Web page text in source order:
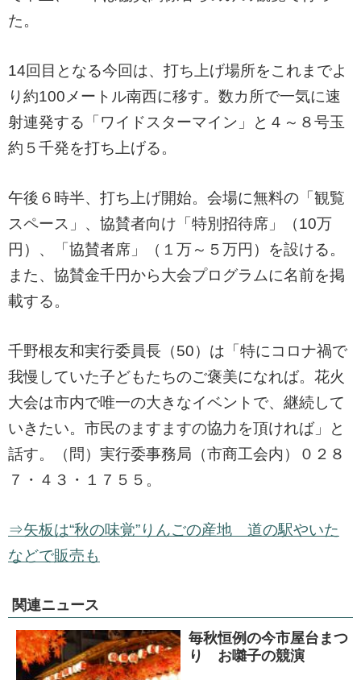
た。
14回目となる今回は、打ち上げ場所をこれまでよ
り約100メートル南西に移す。数カ所で一気に速
射連発する「ワイドスターマイン」と４～８号玉
約５千発を打ち上げる。
午後６時半、打ち上げ開始。会場に無料の「観覧
スペース」、協賛者向け「特別招待席」（10万
円）、「協賛者席」（１万～５万円）を設ける。
また、協賛金千円から大会プログラムに名前を掲
載する。
千野根友和実行委員長（50）は「特にコロナ禍で
我慢していた子どもたちのご褒美になれば。花火
大会は市内で唯一の大きなイベントで、継続して
いきたい。市民のますますの協力を頂ければ」と
話す。（問）実行委事務局（市商工会内）０２８
７・４３・１７５５。
⇒矢板は“秋の味覚”りんごの産地 道の駅やいた
などで販売も
関連ニュース
毎秋恒例の今市屋台まつ
り お囃子の競演